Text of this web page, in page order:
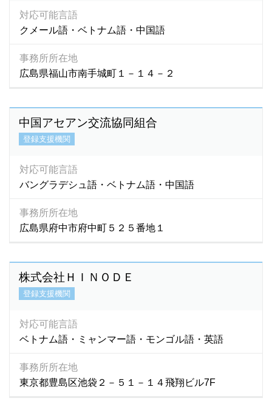
対応可能言語
クメール語・ベトナム語・中国語
事務所所在地
広島県福山市南手城町１－１４－２
中国アセアン交流協同組合
登録支援機関
対応可能言語
バングラデシュ語・ベトナム語・中国語
事務所所在地
広島県府中市府中町５２５番地１
株式会社ＨＩＮＯＤＥ
登録支援機関
対応可能言語
ベトナム語・ミャンマー語・モンゴル語・英語
事務所所在地
東京都豊島区池袋２－５１－１４飛翔ビル7F